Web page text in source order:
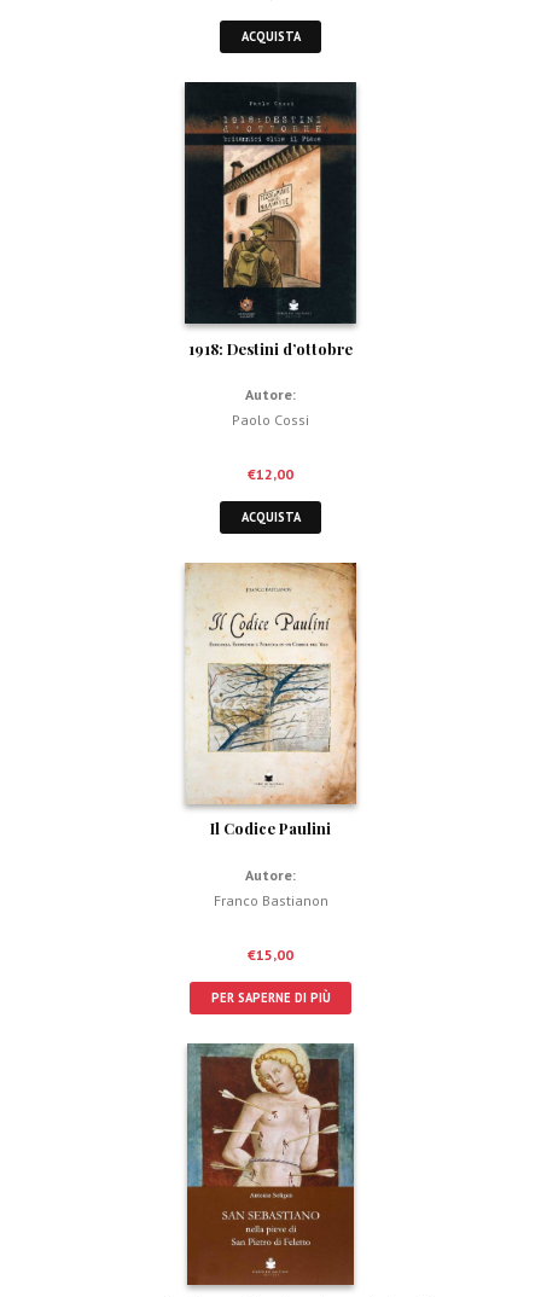
ACQUISTA
1918: Destini d’ottobre
Autore:
Paolo Cossi
€12,00
ACQUISTA
Il Codice Paulini
Autore:
Franco Bastianon
€15,00
PER SAPERNE DI PIÙ